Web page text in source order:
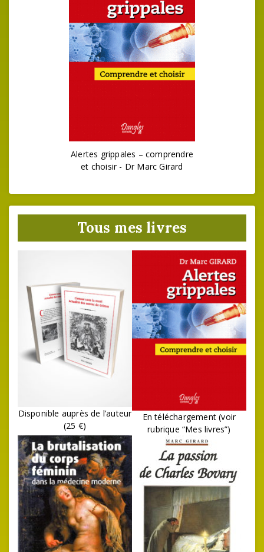
Alertes grippales – comprendre
et choisir - Dr Marc Girard
Tous mes livres
Disponible auprès de l’auteur
(25 €)
En téléchargement (voir
rubrique “Mes livres”)